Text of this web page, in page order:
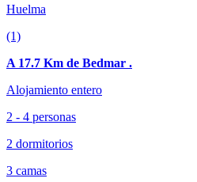
Huelma
(1)
A 17.7 Km de Bedmar .
Alojamiento entero
2 - 4 personas
2 dormitorios
3 camas